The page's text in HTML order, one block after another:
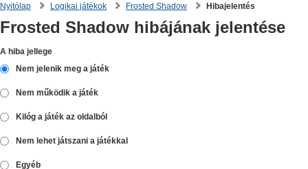
Nyitólap Logikai játékok Frosted Shadow Hibajelentés
Frosted Shadow hibájának jelentése
A hiba jellege
Nem jelenik meg a játék
Nem működik a játék
Kilóg a játék az oldalból
Nem lehet játszani a játékkal
Egyéb